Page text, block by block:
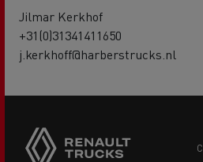
Jilmar Kerkhof
+31(0)31341411650
j.kerkhoff@harberstrucks.nl
buttons